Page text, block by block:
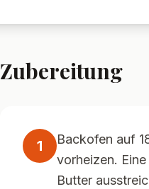
Zubereitung
1
Backofen auf
vorheizen.
Butter